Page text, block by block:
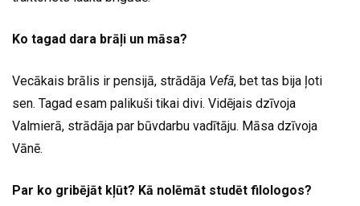
Ko tagad dara brāļi un māsa?
Vecākais brālis ir pensijā, strādāja Vefā, bet tas bija ļoti
sen. Tagad esam palikuši tikai divi. Vidējais dzīvoja
Valmierā, strādāja par būvdarbu vadītāju. Māsa dzīvoja
Vānē.
Par ko gribējāt kļūt? Kā nolēmāt studēt filologos?